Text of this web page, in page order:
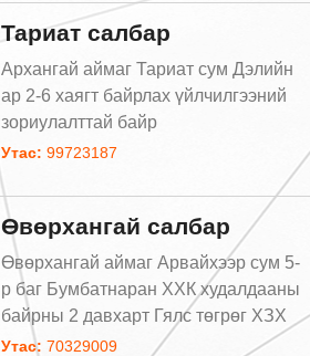
Тариат салбар
Архангай аймаг Тариат сум Дэлийн
ар 2-6 хаягт байрлах үйлчилгээний
зориулалттай байр
Утас: 99723187
Өвөрхангай салбар
Өвөрхангай аймаг Арвайхээр сум 5-
р баг Бумбатнаран ХХК худалдааны
байрны 2 давхарт Гялс төгрөг ХЗХ
Утас: 70329009